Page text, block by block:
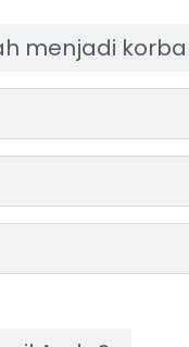
menjadi